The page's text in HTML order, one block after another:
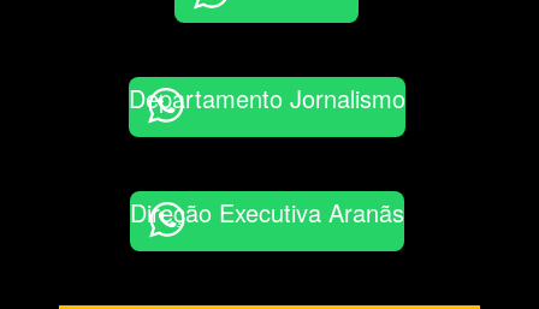
Departamento Jornalismo
Direção Executiva Aranãs